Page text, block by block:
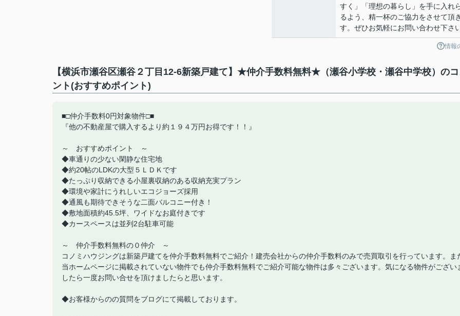
すく」「理想の暮らし」を手に入れ
るよう、精一杯のご協力をさせて頂
す。ぜひお気軽にお問い合わせ下さ
情報
【横浜市瀬谷区瀬谷２丁目12-6新築戸建て】★仲介手数料無料★（瀬谷小学校・瀬谷中学校）の
ント(おすすめポイント)
■□仲介手数料0円対象物件□■
『他の不動産屋で購入するより約１９４万円お得です！！』
～ おすすめポイント ～
◆車通りの少ない閑静な住宅地
◆約20帖のLDKの大型５ＬＤＫです
◆たっぷり収納できる小屋裏収納のある収納充実プラン
◆環境や家計にうれしいエコジョーズ採用
◆通風も期待できそうな二面バルコニー付き！
◆敷地面積約45.5坪、ワイドなお庭付きです
◆カースペースは並列2台駐車可能
～ 仲介手数料無料の０仲介 ～
コノミハウジングは新築戸建てを仲介手数料無料でご紹介！建売会社からの仲介手数料のみで売買取引を行っています。ま
当ホームページに掲載されていない物件でも仲介手数料無料でご紹介可能な物件は多々ございます。気になる物件がござい
したら一度お問い合せを頂けましたらと思います。
◆お客様からのの質問をブログにて掲載しております。